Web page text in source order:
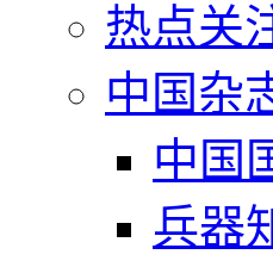
热点关
中国杂
中国
兵器